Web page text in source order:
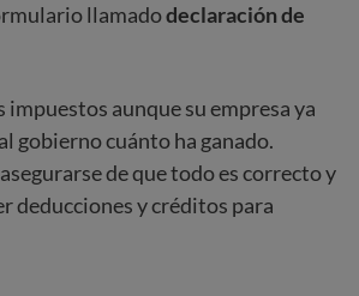
llamadodeclaración de
impuestos aunque su empresa ya
gobierno cuánto ha ganado.
de que todo es correcto y
deducciones y créditos para